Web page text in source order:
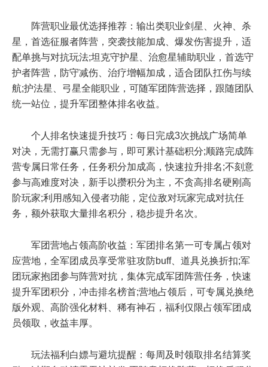
阵营职业最优选择推荐：输出类职业剑星、火神、杀
星，首选征服者阵营，突袭技能加成、爆发伤害提升，适
配单挑与对抗玩法;坦克守护星、治愈星辅助职业，首选守
护者阵营，防守减伤、治疗增幅加成，适合团队扛伤与续
航;护法星、弓星全能职业，可随军团阵营选择，跟随团队
统一站位，提升军团整体排名收益。
个人排名快速提升技巧：每日完成3次挑战广场简单
对决，无需打赢只需参与，即可累计基础积分;顺路完成阵
营专属日常任务，任务积分加成高，快速拉升排名;不刻意
参与高难度对决，新手以攒积分为主，不贪高排名硬刚高
阶玩家;利用感知入侵者功能，定位敌对玩家完成对抗任
务，额外获取大量排名积分，稳步提升名次。
军团营地占领高阶收益：军团排名第一可专属占领对
应营地，全军团成员享受常驻攻防buff、道具兑换折扣;军
团玩家抱团参与阵营对抗，集体完成军团阵营任务，快速
提升军团积分，冲击排名榜首;营地占领后，可专属兑换绝
版外观、高阶强化材料、稀有神石，福利仅限占领军团成
员领取，收益丰厚。
玩法福利白嫖与避坑提醒：每周及时领取排名结算奖